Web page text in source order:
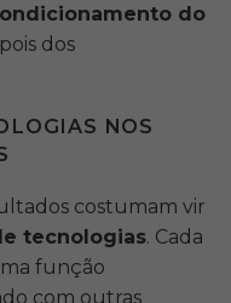
do
dos
NOS
costumam vir
tecnologias. Cada
função
com outras